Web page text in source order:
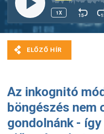
MI AZ A ROBOT
Az inkognitó
böngészés nem
gondolnánk -